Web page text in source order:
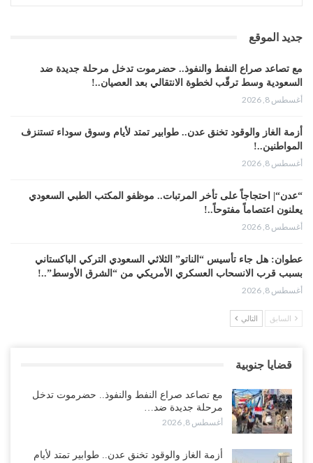
جديد الموقع
مع تصاعد صراع النفط والنفوذ.. حضرموت تدخل مرحلة جديدة ضد
السعودية وسط ترقّب لخطوة الانتقالي بعد العصيان..!
أغسطس 8, 2026
أزمة الغاز والوقود تخنق عدن.. طوابير تمتد لأيام وسوق سوداء تستنزف
المواطنين..!
أغسطس 8, 2026
“عدن“| احتجاجاً على تأخر المرتبات.. موظفو المكتب الطبي السعودي
يعلنون اعتصاماً مفتوحاً..!
أغسطس 8, 2026
عطوان: هل جاء تأسيس “الناتو” الثلاثي السعودي التركي الباكستاني
بسبب قرب الانسحاب العسكري الأمريكي من “الشرق الأوسط”..!
أغسطس 8, 2026
من حضرموت إلى عدن.. الانتقالي يصعّد ضد السعودية بعصيان مدني
إسكات الصوت الحضرمي..!
أغسطس 8, 2026
المحافظ الجنيدي يحذر من خطورة المخططات السعودية على ابناء
السابق التالي
قضايا جنوبية
مع تصاعد صراع النفط والنفوذ.. حضرموت تدخل
مرحلة جديدة ضد…
أغسطس 8, 2026
أزمة الغاز والوقود تخنق عدن.. طوابير تمتد لأيام